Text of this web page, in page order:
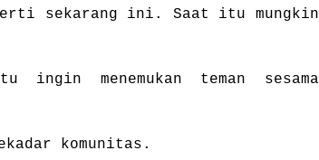
sekarang ini. Saat itu mungkin
menemukan teman sesama
komunitas.